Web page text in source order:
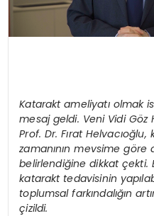
Katarakt ameliyatı olmak
mesaj geldi. Veni Vidi Göz
Prof. Dr. Fırat Helvacıoğlu,
zamanının mevsime göre
belirlendiğine dikkat çekti.
katarakt tedavisinin
toplumsal farkındalığın
çizildi.